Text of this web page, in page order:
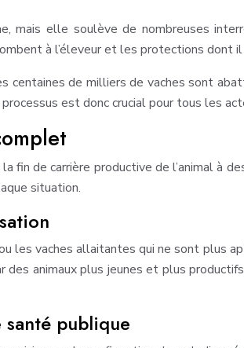
mais elle soulève de nombreuses
à l’éleveur et les protections dont
centaines de milliers de vaches sont
est donc crucial pour tous les
fin de carrière productive de l’animal
situation.
les vaches allaitantes qui ne sont plus
des animaux plus jeunes et plus
publique